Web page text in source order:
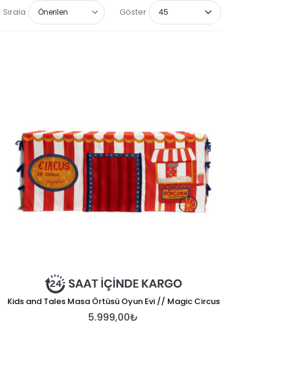
Sırala Göster
Kids and Tales Masa Örtüsü Oyun Evi // Magic Circus
5.999,00₺